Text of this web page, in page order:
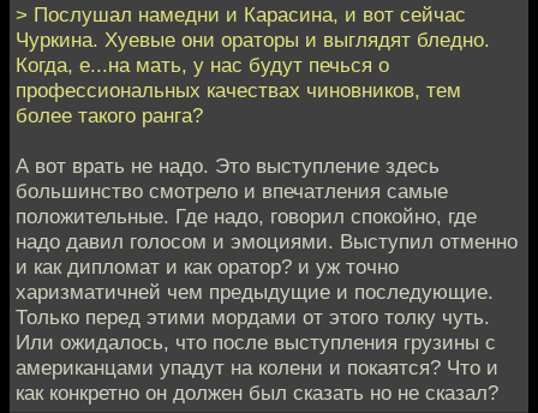
> Послушал намедни и Карасина, и вот сейчас
Чуркина. Хуевые они ораторы и выглядят бледно.
Когда, е...на мать, у нас будут печься о
профессиональных качествах чиновников, тем
более такого ранга?
А вот врать не надо. Это выступление здесь
большинство смотрело и впечатления самые
положительные. Где надо, говорил спокойно, где
надо давил голосом и эмоциями. Выступил отменно
и как дипломат и как оратор? и уж точно
харизматичней чем предыдущие и последующие.
Только перед этими мордами от этого толку чуть.
Или ожидалось, что после выступления грузины с
американцами упадут на колени и покаятся? Что и
как конкретно он должен был сказать но не сказал?